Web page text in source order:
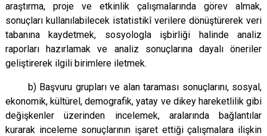
araştırma, proje ve etkinlik çalışmalarında görev almak,
sonuçları kullanılabilecek istatistikî verilere dönüştürerek veri
tabanına kaydetmek, sosyologla işbirliği halinde analiz
raporları hazırlamak ve analiz sonuçlarına dayalı öneriler
geliştirerek ilgili birimlere iletmek.
b) Başvuru grupları ve alan taraması sonuçlarını, sosyal,
ekonomik, kültürel, demografik, yatay ve dikey hareketlilik gibi
değişkenler üzerinden incelemek, aralarında bağlantılar
kurarak inceleme sonuçlarının işaret ettiği çalışmalara ilişkin